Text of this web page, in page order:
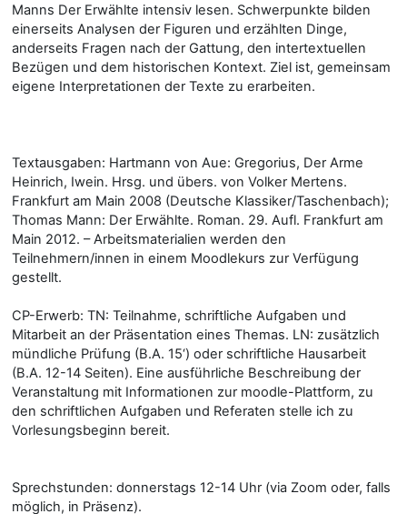
Manns Der Erwählte intensiv lesen. Schwerpunkte bilden
einerseits Analysen der Figuren und erzählten Dinge,
anderseits Fragen nach der Gattung, den intertextuellen
Bezügen und dem historischen Kontext. Ziel ist, gemeinsam
eigene Interpretationen der Texte zu erarbeiten.
Textausgaben: Hartmann von Aue: Gregorius, Der Arme
Heinrich, Iwein. Hrsg. und übers. von Volker Mertens.
Frankfurt am Main 2008 (Deutsche Klassiker/Taschenbach);
Thomas Mann: Der Erwählte. Roman. 29. Aufl. Frankfurt am
Main 2012. – Arbeitsmaterialien werden den
Teilnehmern/innen in einem Moodlekurs zur Verfügung
gestellt.
CP-Erwerb: TN: Teilnahme, schriftliche Aufgaben und
Mitarbeit an der Präsentation eines Themas. LN: zusätzlich
mündliche Prüfung (B.A. 15‘) oder schriftliche Hausarbeit
(B.A. 12-14 Seiten). Eine ausführliche Beschreibung der
Veranstaltung mit Informationen zur moodle-Plattform, zu
den schriftlichen Aufgaben und Referaten stelle ich zu
Vorlesungsbeginn bereit.
Sprechstunden: donnerstags 12-14 Uhr (via Zoom oder, falls
möglich, in Präsenz).